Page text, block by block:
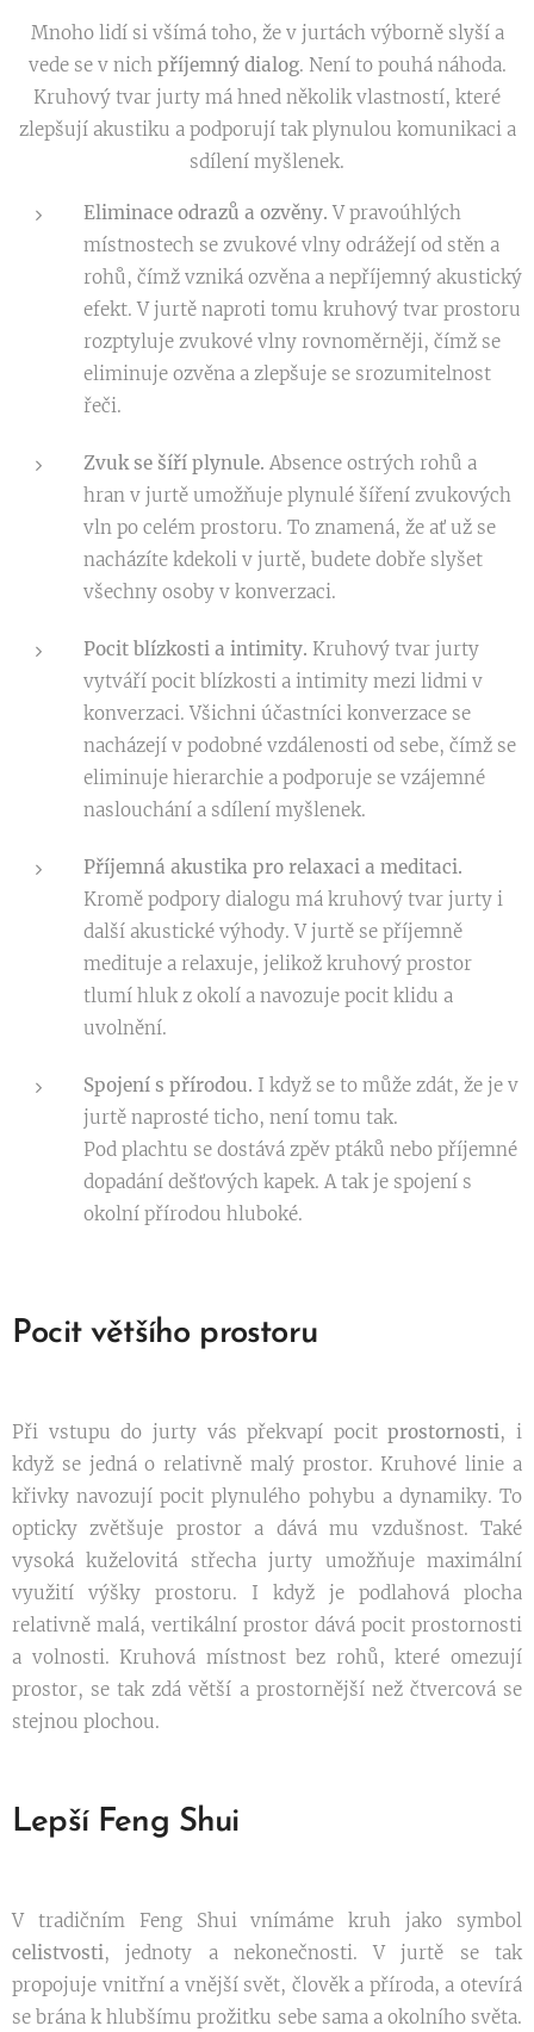
Mnoho lidí si všímá toho, že v jurtách výborně slyší a
vede se v nich příjemný dialog. Není to pouhá náhoda.
Kruhový tvar jurty má hned několik vlastností, které
zlepšují akustiku a podporují tak plynulou komunikaci a
sdílení myšlenek.
Eliminace odrazů a ozvěny. V pravoúhlých
místnostech se zvukové vlny odrážejí od stěn a
rohů, čímž vzniká ozvěna a nepříjemný akustický
efekt. V jurtě naproti tomu kruhový tvar prostoru
rozptyluje zvukové vlny rovnoměrněji, čímž se
eliminuje ozvěna a zlepšuje se srozumitelnost
řeči.
Zvuk se šíří plynule. Absence ostrých rohů a
hran v jurtě umožňuje plynulé šíření zvukových
vln po celém prostoru. To znamená, že ať už se
nacházíte kdekoli v jurtě, budete dobře slyšet
všechny osoby v konverzaci.
Pocit blízkosti a intimity. Kruhový tvar jurty
vytváří pocit blízkosti a intimity mezi lidmi v
konverzaci. Všichni účastníci konverzace se
nacházejí v podobné vzdálenosti od sebe, čímž se
eliminuje hierarchie a podporuje se vzájemné
naslouchání a sdílení myšlenek.
Příjemná akustika pro relaxaci a meditaci.
Kromě podpory dialogu má kruhový tvar jurty i
další akustické výhody. V jurtě se příjemně
medituje a relaxuje, jelikož kruhový prostor
tlumí hluk z okolí a navozuje pocit klidu a
uvolnění.
Spojení s přírodou. I když se to může zdát, že je v
jurtě naprosté ticho, není tomu tak.
Pod plachtu se dostává zpěv ptáků nebo příjemné
dopadání dešťových kapek. A tak je spojení s
okolní přírodou hluboké.
Pocit většího prostoru
Při vstupu do jurty vás překvapí pocitprostornosti, i
když se jedná o relativně malý prostor. Kruhové linie a
křivky navozují pocit plynulého pohybu a dynamiky. To
opticky zvětšuje prostor a dává mu vzdušnost. Také
vysoká kuželovitá střecha jurty umožňuje maximální
využití výšky prostoru. I když je podlahová plocha
relativně malá, vertikální prostor dává pocit prostornosti
a volnosti. Kruhová místnost bez rohů, které omezují
prostor, se tak zdá větší a prostornější než čtvercová se
stejnou plochou.
Lepší Feng Shui
V tradičním Feng Shui vnímáme kruh jako symbol
celistvosti, jednoty a nekonečnosti. V jurtě se tak
propojuje vnitřní a vnější svět, člověk a příroda, a otevírá
se brána k hlubšímu prožitku sebe sama a okolního světa.